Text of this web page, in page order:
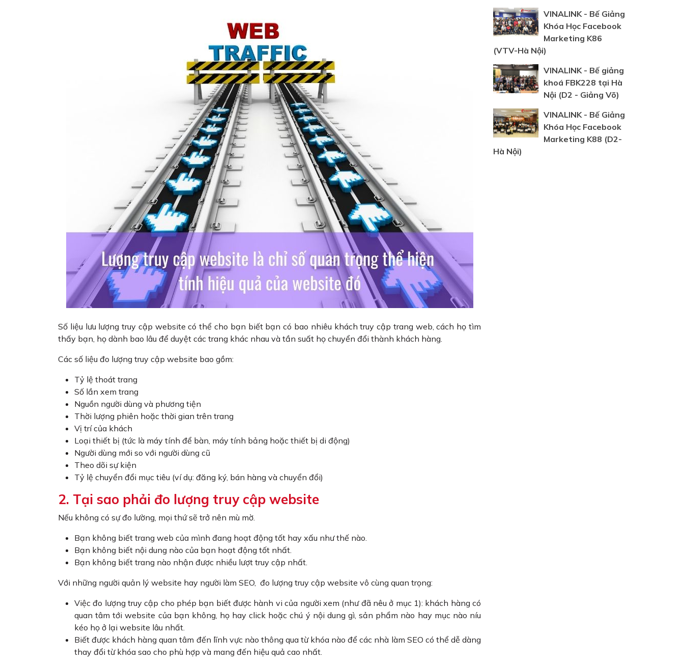
Số liệu lưu lượng truy cập website có thể cho bạn biết bạn có bao nhiêu khách truy cập trang web, cách họ tìm
thấy bạn, họ dành bao lâu để duyệt các trang khác nhau và tần suất họ chuyển đổi thành khách hàng.
Các số liệu đo lượng truy cập website bao gồm:
Tỷ lệ thoát trang
Số lần xem trang
Nguồn người dùng và phương tiện
Thời lượng phiên hoặc thời gian trên trang
Vị trí của khách
Loại thiết bị (tức là máy tính để bàn, máy tính bảng hoặc thiết bị di động)
Người dùng mới so với người dùng cũ
Theo dõi sự kiện
Tỷ lệ chuyển đổi mục tiêu (ví dụ: đăng ký, bán hàng và chuyển đổi)
2. Tại sao phải đo lượng truy cập website
Nếu không có sự đo lường, mọi thứ sẽ trở nên mù mờ.
Bạn không biết trang web của mình đang hoạt động tốt hay xấu như thế nào.
Bạn không biết nội dung nào của bạn hoạt động tốt nhất.
Bạn không biết trang nào nhận được nhiều lượt truy cập nhất.
Với những người quản lý website hay người làm SEO, đo lượng truy cập website vô cùng quan trọng:
Việc đo lượng truy cập cho phép bạn biết được hành vi của người xem (như đã nêu ở mục 1): khách hàng có
quan tâm tới website của bạn không, họ hay click hoặc chú ý nội dung gì, sản phẩm nào hay mục nào níu
kéo họ ở lại website lâu nhất.
Biết được khách hàng quan tâm đến lĩnh vực nào thông qua từ khóa nào để các nhà làm SEO có thể dễ dàng
thay đổi từ khóa sao cho phù hợp và mang đến hiệu quả cao nhất.
VINALINK - Bế Giảng
Khóa Học Facebook
Marketing K86
(VTV-Hà Nội)
VINALINK - Bế giảng
khoá FBK228 tại Hà
Nội (D2 - Giảng Võ)
VINALINK - Bế Giảng
Khóa Học Facebook
Marketing K88 (D2-
Hà Nội)